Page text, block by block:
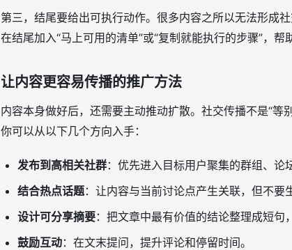
第三，结尾要给出可执行动作。很多内容之所以无法形成
在结尾加入“马上可用的清单”或“复制就能执行的步骤”，帮
让内容更容易传播的推广方法
内容本身做好后，还需要主动推动扩散。社交传播不是“等
你可以从以下几个方向入手：
发布到高相关社群：优先进入目标用户聚集的群组、论
结合热点话题：让内容与当前讨论点产生关联，但不要
设计可分享摘要：把文章中最有价值的结论整理成短句
鼓励互动：在文末提问，提升评论和停留时间。